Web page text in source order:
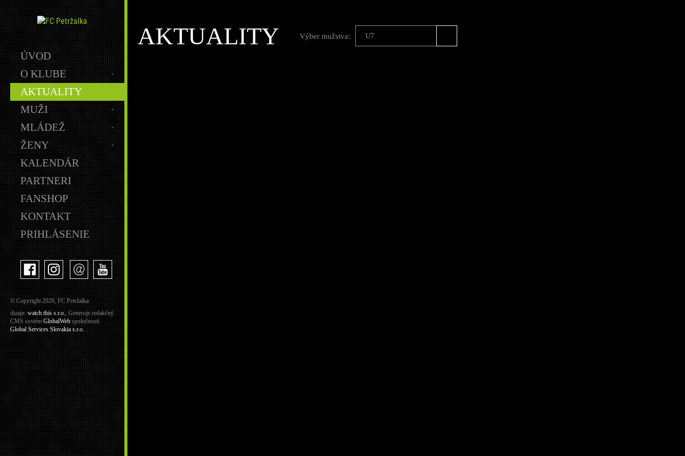
ÚVOD
O KLUBE
AKTUALITY
MUŽI
MLÁDEŽ
ŽENY
KALENDÁR
PARTNERI
FANSHOP
KONTAKT
PRIHLÁSENIE
© Copyright 2026, FC Petržalka
dizajn: watch this s.r.o.
, Generuje redakčný
CMS systém GlobalWeb spoločnosti
Global Services Slovakia s.r.o.
AKTUALITY Výber mužstva: U7